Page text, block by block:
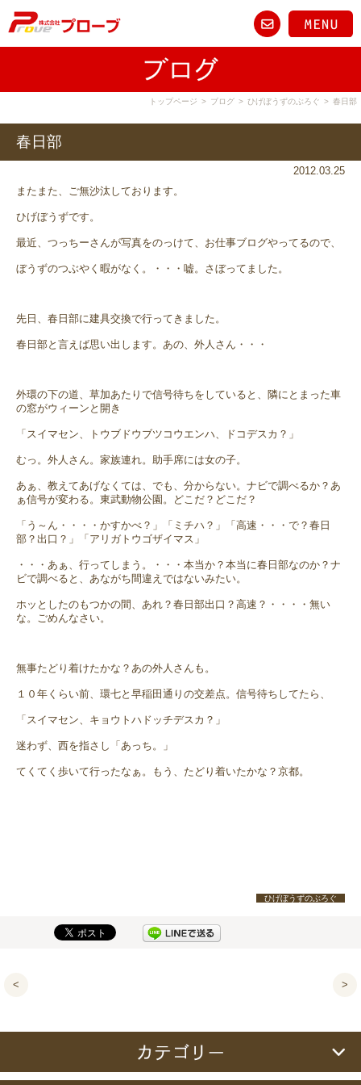
トップページ > ブログ > ひげぼうずのぶろぐ > 春日部
春日部
ひげぼうずのぶろぐ
またまた、ご無沙汰しております。
ひげぼうずです。
最近、つっちーさんが写真をのっけて、お仕事ブログやってるので、
ぼうずのつぶやく暇がなく。・・・嘘。さぼってました。
先日、春日部に建具交換で行ってきました。
春日部と言えば思い出します。あの、外人さん・・・
外環の下の道、草加あたりで信号待ちをしていると、隣にとまった車
の窓がウィーンと開き
「スイマセン、トウブドウブツコウエンハ、ドコデスカ？」
むっ。外人さん。家族連れ。助手席には女の子。
あぁ、教えてあげなくては、でも、分からない。ナビで調べるか？あ
ぁ信号が変わる。東武動物公園。どこだ？どこだ？
「う～ん・・・・かすかべ？」「ミチハ？」「高速・・・で？春日
部？出口？」「アリガトウゴザイマス」
・・・あぁ、行ってしまう。・・・本当か？本当に春日部なのか？ナ
ビで調べると、あながち間違えではないみたい。
ホッとしたのもつかの間、あれ？春日部出口？高速？・・・・無い
な。ごめんなさい。
無事たどり着けたかな？あの外人さんも。
１０年くらい前、環七と早稲田通りの交差点。信号待ちしてたら、
「スイマセン、キョウトハドッチデスカ？」
迷わず、西を指さし「あっち。」
てくてく歩いて行ったなぁ。もう、たどり着いたかな？京都。
2012.03.25
< >